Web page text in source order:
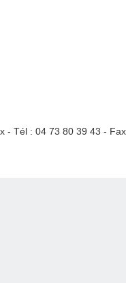
- Tél : 04 73 80 39 43 -